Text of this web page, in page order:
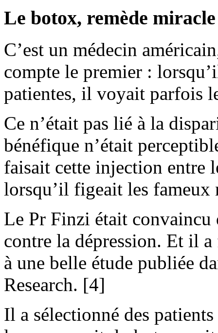
Le botox, remède
C’est un médecin
compte le premier :
patientes, il voyait parfois
Ce n’était pas lié à la
bénéfique n’était
faisait cette injection entre
lorsqu’il figeait les fameux
Le Pr Finzi était convaincu
contre la dépression. Et il
à une belle étude publiée
Research. [4]
Il a sélectionné des